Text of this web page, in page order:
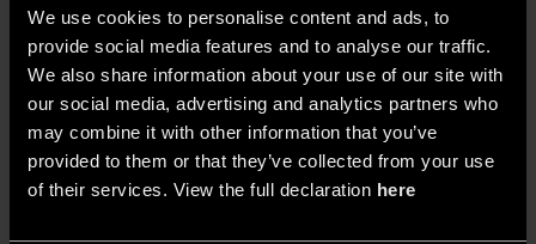
We use cookies to personalise content and ads, to
provide social media features and to analyse our traffic.
We also share information about your use of our site with
our social media, advertising and analytics partners who
may combine it with other information that you’ve
provided to them or that they’ve collected from your use
of their services. View the full declaration here
artigianale familiare alla grande realtà industriale.
Le dinamiche sono spesso le medesime, una
questione di scala.